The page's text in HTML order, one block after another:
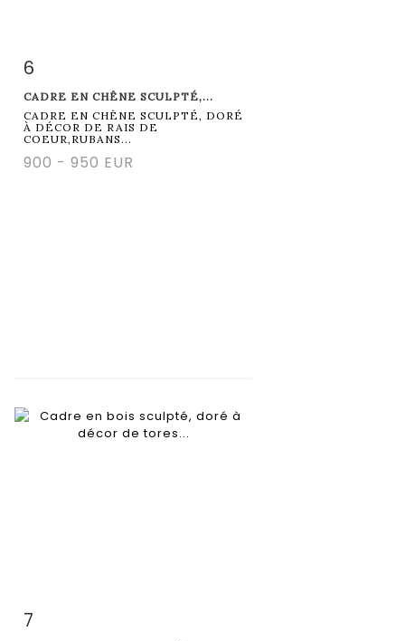
6
CADRE EN CHÊNE SCULPTÉ,...
CADRE EN CHÊNE SCULPTÉ, DORÉ
À DÉCOR DE RAIS DE
COEUR,RUBANS...
900 - 950 EUR
7